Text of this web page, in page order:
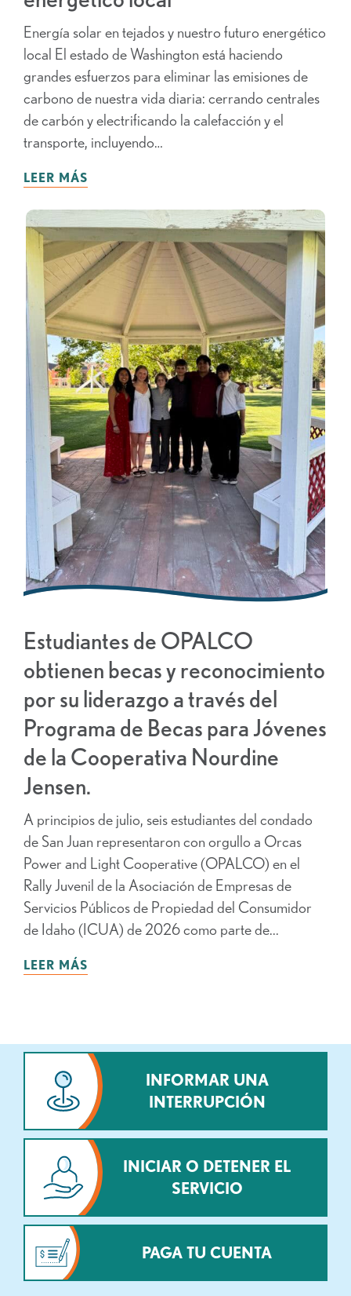
Energía solar en tejados y nuestro futuro energético
local El estado de Washington está haciendo
grandes esfuerzos para eliminar las emisiones de
carbono de nuestra vida diaria: cerrando centrales
de carbón y electrificando la calefacción y el
transporte, incluyendo…
LEER MÁS
Estudiantes de OPALCO
obtienen becas y reconocimiento
por su liderazgo a través del
Programa de Becas para Jóvenes
de la Cooperativa Nourdine
Jensen.
A principios de julio, seis estudiantes del condado
de San Juan representaron con orgullo a Orcas
Power and Light Cooperative (OPALCO) en el
Rally Juvenil de la Asociación de Empresas de
Servicios Públicos de Propiedad del Consumidor
de Idaho (ICUA) de 2026 como parte de...
LEER MÁS
INFORMAR UNA
INTERRUPCIÓN
INICIAR O DETENER EL
SERVICIO
PAGA TU CUENTA